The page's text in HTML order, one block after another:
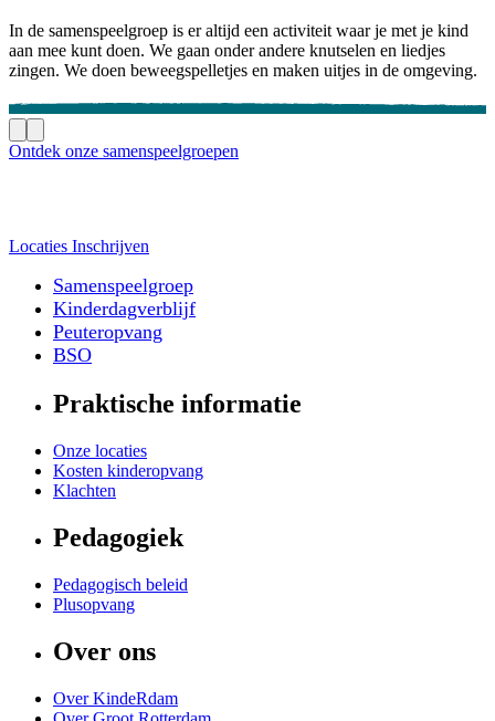
In de samenspeelgroep is er altijd een activiteit waar je met je kind
aan mee kunt doen. We gaan onder andere knutselen en liedjes
zingen. We doen beweegspelletjes en maken uitjes in de omgeving.
Ontdek onze samenspeelgroepen
Locaties Inschrijven
Samenspeelgroep
Kinderdagverblijf
Peuteropvang
BSO
Praktische informatie
Onze locaties
Kosten kinderopvang
Klachten
Pedagogiek
Pedagogisch beleid
Plusopvang
Over ons
Over KindeRdam